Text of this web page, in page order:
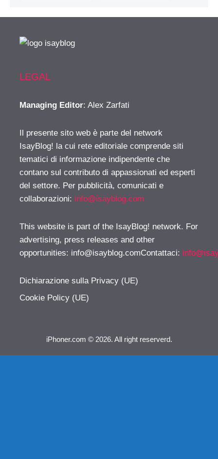
LEGAL
Managing Editor: Alex Zarfati
Il presente sito web è parte del network
IsayBlog! la cui rete editoriale comprende siti
tematici di informazione indipendente che
contano sul contributo di appassionati ed esperti
del settore. Per pubblicità, comunicati e
collaborazioni: info@isayblog.com
This website is part of the IsayBlog! network. For
advertising, press releases and other
opportunities: info@isayblog.comContattaci:
Dichiarazione sulla Privacy (UE)
Cookie Policy (UE)
iPhoner.com © 2026. All right reserverd.